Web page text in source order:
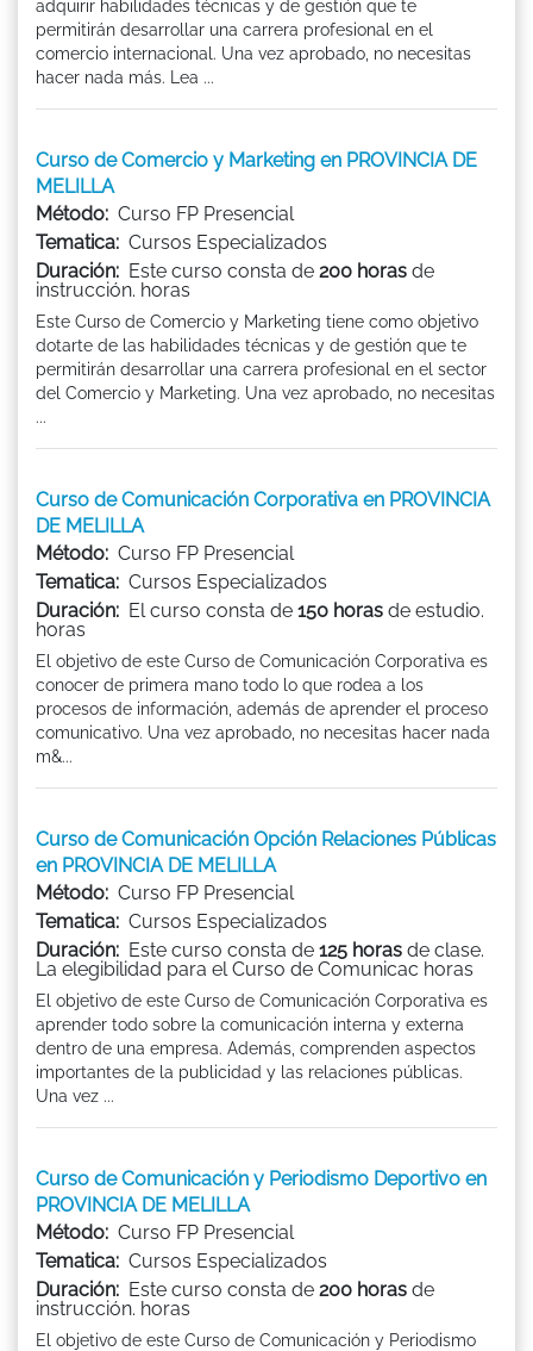
adquirir habilidades técnicas y de gestión que te
permitirán desarrollar una carrera profesional en el
comercio internacional. Una vez aprobado, no necesitas
hacer nada más. Lea ...
Curso de Comercio y Marketing en PROVINCIA DE
MELILLA
Método: Curso FP Presencial
Tematica: Cursos Especializados
Duración: Este curso consta de 200 horas de
instrucción. horas
Este Curso de Comercio y Marketing tiene como objetivo
dotarte de las habilidades técnicas y de gestión que te
permitirán desarrollar una carrera profesional en el sector
del Comercio y Marketing. Una vez aprobado, no necesitas
...
Curso de Comunicación Corporativa en PROVINCIA
DE MELILLA
Método: Curso FP Presencial
Tematica: Cursos Especializados
Duración: El curso consta de 150 horas de estudio.
horas
El objetivo de este Curso de Comunicación Corporativa es
conocer de primera mano todo lo que rodea a los
procesos de información, además de aprender el proceso
comunicativo. Una vez aprobado, no necesitas hacer nada
m&...
Curso de Comunicación Opción Relaciones Públicas
en PROVINCIA DE MELILLA
Método: Curso FP Presencial
Tematica: Cursos Especializados
Duración: Este curso consta de 125 horas de clase.
La elegibilidad para el Curso de Comunicac horas
El objetivo de este Curso de Comunicación Corporativa es
aprender todo sobre la comunicación interna y externa
dentro de una empresa. Además, comprenden aspectos
importantes de la publicidad y las relaciones públicas.
Una vez ...
Curso de Comunicación y Periodismo Deportivo en
PROVINCIA DE MELILLA
Método: Curso FP Presencial
Tematica: Cursos Especializados
Duración: Este curso consta de 200 horas de
instrucción. horas
El objetivo de este Curso de Comunicación y Periodismo